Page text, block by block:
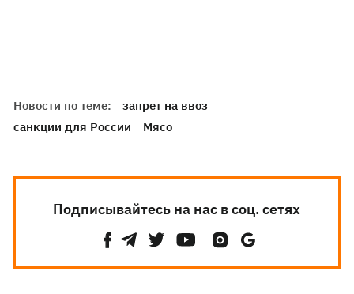
Новости по теме:
запрет на ввоз
санкции для России
Мясо
Подписывайтесь на нас в соц. сетях